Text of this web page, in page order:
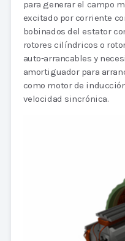
para generar el campo
excitado por corriente
bobinados del estator
rotores cilíndricos o
auto-arrancables y
amortiguador para
como motor de
velocidad sincrónica.